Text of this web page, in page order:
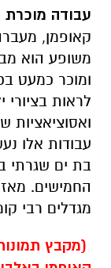
עבודה
משופע הוא
ומוכר כמעט
לראות בציורי
ואסוציאציות
עבודות אלו
בת ים שגרתי
החמישים.
מגדלים רבי
(מקבץ